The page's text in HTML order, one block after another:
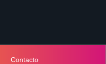
Contacto